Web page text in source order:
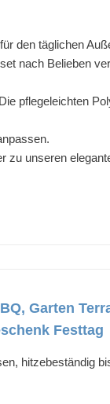
den täglichen
nach Belieben
pflegeleichten
zu unseren
Garten
Festtag
hitzebeständig